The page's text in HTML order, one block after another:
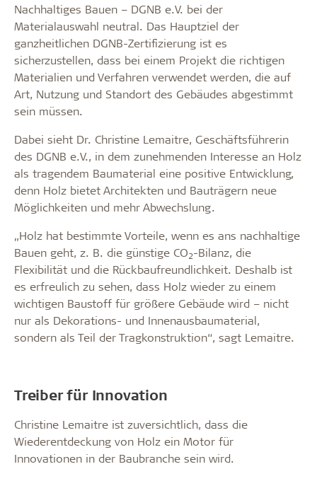
Nachhaltiges Bauen – DGNB e.V. bei der
Materialauswahl neutral. Das Hauptziel der
ganzheitlichen DGNB-Zertifizierung ist es
sicherzustellen, dass bei einem Projekt die richtigen
Materialien und Verfahren verwendet werden, die auf
Art, Nutzung und Standort des Gebäudes abgestimmt
sein müssen.
Dabei sieht Dr. Christine Lemaitre, Geschäftsführerin
des DGNB e.V., in dem zunehmenden Interesse an Holz
als tragendem Baumaterial eine positive Entwicklung,
denn Holz bietet Architekten und Bauträgern neue
Möglichkeiten und mehr Abwechslung.
„Holz hat bestimmte Vorteile, wenn es ans nachhaltige
Bauen geht, z. B. die günstige CO2-Bilanz, die
Flexibilität und die Rückbaufreundlichkeit. Deshalb ist
es erfreulich zu sehen, dass Holz wieder zu einem
wichtigen Baustoff für größere Gebäude wird – nicht
nur als Dekorations- und Innenausbaumaterial,
sondern als Teil der Tragkonstruktion“, sagt Lemaitre.
Treiber für Innovation
Christine Lemaitre ist zuversichtlich, dass die
Wiederentdeckung von Holz ein Motor für
Innovationen in der Baubranche sein wird.